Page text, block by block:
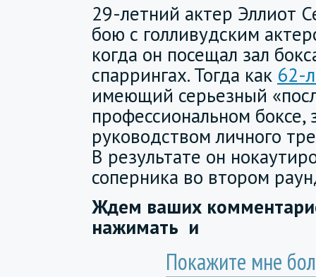
29-летний актер Эллиот
бою с голливудским
когда он посещал зал
спаррингах. Тогда как 62-
имеющий серьезный
профессиональном боксе,
руководством личного
В результате он
соперника во втором
Ждем ваших
нажимать и
Покажите мне